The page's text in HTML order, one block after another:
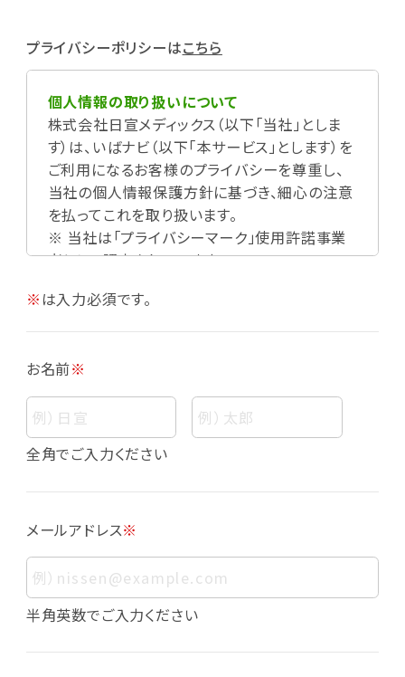
プライバシーポリシーはこちら
個人情報の取り扱いについて
株式会社日宣メディックス（以下「当社」としま
す）は、いばナビ（以下「本サービス」とします）を
ご利用になるお客様のプライバシーを尊重し、
当社の個人情報保護方針に基づき、細心の注意
を払ってこれを取り扱います。
※ 当社は「プライバシーマーク」使用許諾事業
者として認定されています。
個人情報
個人情報とは、お客様個人に関する情報であっ
て、当該情報を構成する氏名、住所、電話番号、
す。また、その情報のみでは識別できない場合で
も、他の情報と容易に照合することで、結果的に
お客様個人を識別できるものも個人情報に含ま
れます。
個人情報の利用目的について
※は入力必須です。
お名前※
全角でご入力ください
メールアドレス※
半角英数でご入力ください